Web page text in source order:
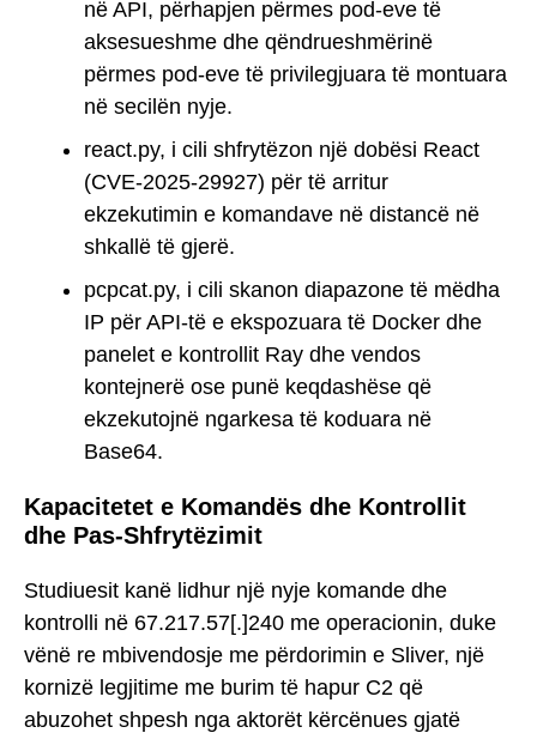
në API, përhapjen përmes pod-eve të
aksesueshme dhe qëndrueshmërinë
përmes pod-eve të privilegjuara të montuara
në secilën nyje.
react.py, i cili shfrytëzon një dobësi React
(CVE-2025-29927) për të arritur
ekzekutimin e komandave në distancë në
shkallë të gjerë.
pcpcat.py, i cili skanon diapazone të mëdha
IP për API-të e ekspozuara të Docker dhe
panelet e kontrollit Ray dhe vendos
kontejnerë ose punë keqdashëse që
ekzekutojnë ngarkesa të koduara në
Base64.
Kapacitetet e Komandës dhe Kontrollit
dhe Pas-Shfrytëzimit
Studiuesit kanë lidhur një nyje komande dhe
kontrolli në 67.217.57[.]240 me operacionin, duke
vënë re mbivendosje me përdorimin e Sliver, një
kornizë legjitime me burim të hapur C2 që
abuzohet shpesh nga aktorët kërcënues gjatë